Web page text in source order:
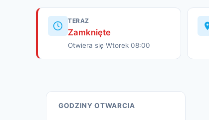
TERAZ
Zamknięte
Otwiera się Wtorek 08:00
GODZINY OTWARCIA